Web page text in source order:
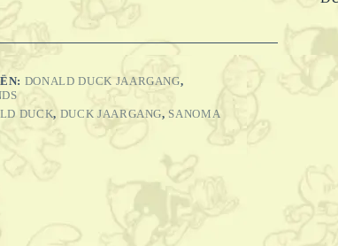
DONALD DUCK JAARGANG,
DUCK, DUCK JAARGANG, SANOMA